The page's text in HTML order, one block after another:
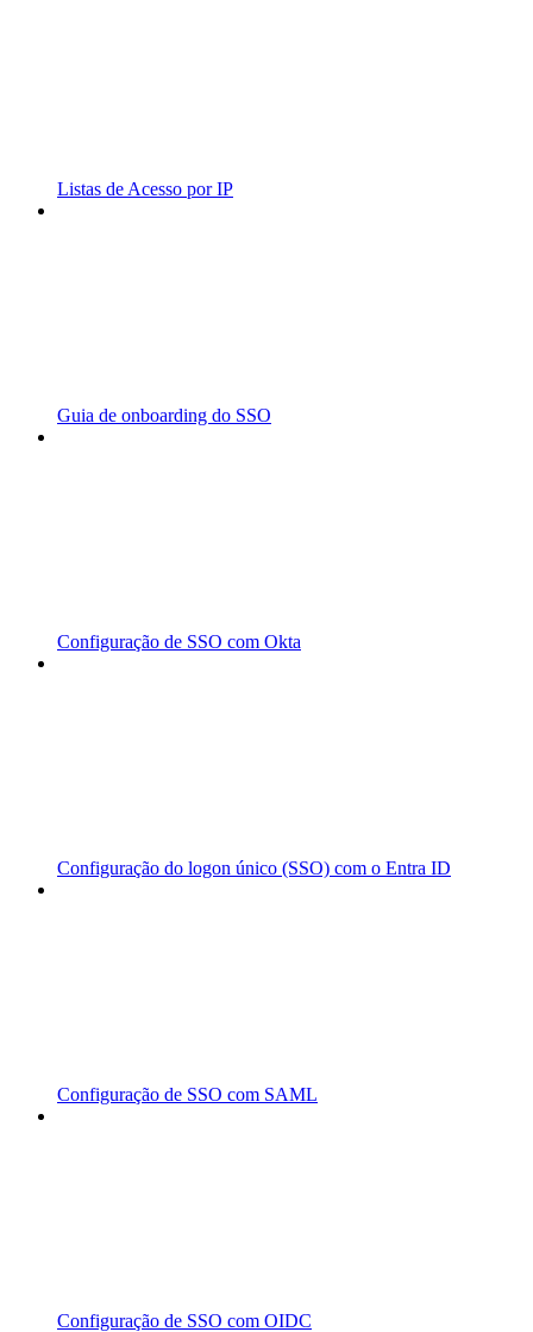
Listas de Acesso por IP
Guia de onboarding do SSO
Configuração de SSO com Okta
Configuração do logon único (SSO) com o Entra ID
Configuração de SSO com SAML
Configuração de SSO com OIDC